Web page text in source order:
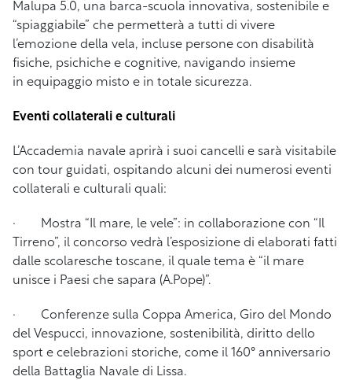
Malupa 5.0, una barca-scuola innovativa, sostenibile e
“spiaggiabile” che permetterà a tutti di vivere
l’emozione della vela, incluse persone con disabilità
fisiche, psichiche e cognitive, navigando insieme
in equipaggio misto e in totale sicurezza.
Eventi collaterali e culturali
L’Accademia navale aprirà i suoi cancelli e sarà visitabile
con tour guidati, ospitando alcuni dei numerosi eventi
collaterali e culturali quali:
· Mostra “Il mare, le vele”: in collaborazione con “Il
Tirreno”, il concorso vedrà l’esposizione di elaborati fatti
dalle scolaresche toscane, il quale tema è “il mare
unisce i Paesi che sapara (A.Pope)”.
· Conferenze sulla Coppa America, Giro del Mondo
del Vespucci, innovazione, sostenibilità, diritto dello
sport e celebrazioni storiche, come il 160° anniversario
della Battaglia Navale di Lissa.